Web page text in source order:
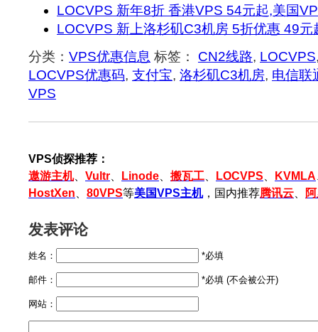
LOCVPS 新年8折 香港VPS 54元起,美国
LOCVPS 新上洛杉矶C3机房 5折优惠 49元
分类： VPS优惠信息 标签： CN2线路, LOCVPS
LOCVPS优惠码, 支付宝, 洛杉矶C3机房, 电信联
VPS
VPS侦探推荐：
遨游主机、 Vultr Linode 搬瓦工 LOCVPS KVMLA
HostXen
80VPS等美国VPS主机，国内推荐腾讯云
发表评论
姓名： *必填
邮件： *必填 (不会被公开)
网站：